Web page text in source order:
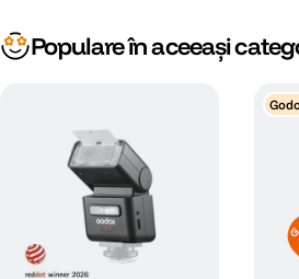
Populare în aceeași